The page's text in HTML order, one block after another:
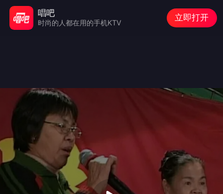
唱吧
时尚的人都在用的手机KTV
立即打开